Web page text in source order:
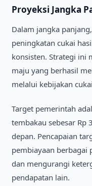
Proyeksi Jangka
Dalam jangka
peningkatan cukai
konsisten. Strategi ini
maju yang berhasil
melalui kebijakan
Target pemerintah
tembakau sebesar
depan. Pencapaian
pembiayaan berbagai
dan mengurangi
pendapatan lain.